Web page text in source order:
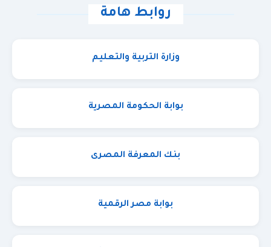
روابط هامة
وزارة التربية والتعليم
بوابة الحكومة المصرية
بنك المعرفة المصرى
بوابة مصر الرقمية